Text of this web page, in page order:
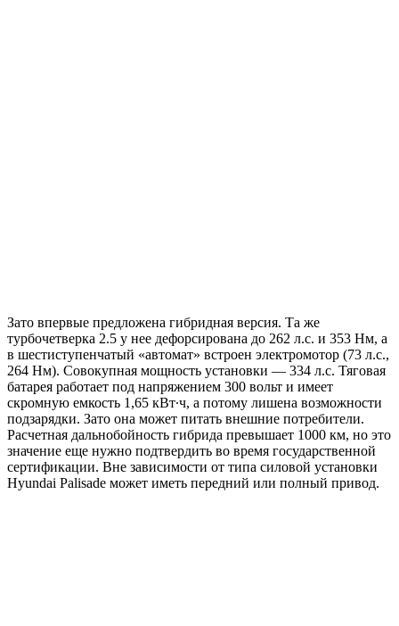
Зато впервые предложена гибридная версия. Та же
турбочетверка 2.5 у нее дефорсирована до 262 л.с. и 353 Нм, а
в шестиступенчатый «автомат» встроен электромотор (73 л.с.,
264 Нм). Совокупная мощность установки — 334 л.с. Тяговая
батарея работает под напряжением 300 вольт и имеет
скромную емкость 1,65 кВт∙ч, а потому лишена возможности
подзарядки. Зато она может питать внешние потребители.
Расчетная дальнобойность гибрида превышает 1000 км, но это
значение еще нужно подтвердить во время государственной
сертификации. Вне зависимости от типа силовой установки
Hyundai Palisade может иметь передний или полный привод.